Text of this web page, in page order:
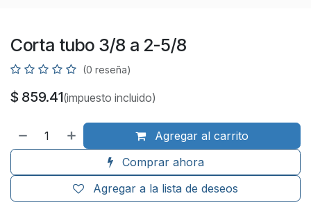
Corta tubo 3/8 a 2-5/8
(0 reseña)
$ 859.41(impuesto incluido)
Agregar al carrito
Comprar ahora
Agregar a la lista de deseos